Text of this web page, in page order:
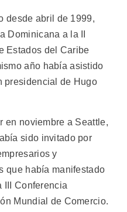
desde abril de 1999,
Dominicana a la II
Estados del Caribe
año había asistido
presidencial de Hugo
en noviembre a Seattle,
sido invitado por
y
que había manifestado
III Conferencia
Mundial de Comercio.